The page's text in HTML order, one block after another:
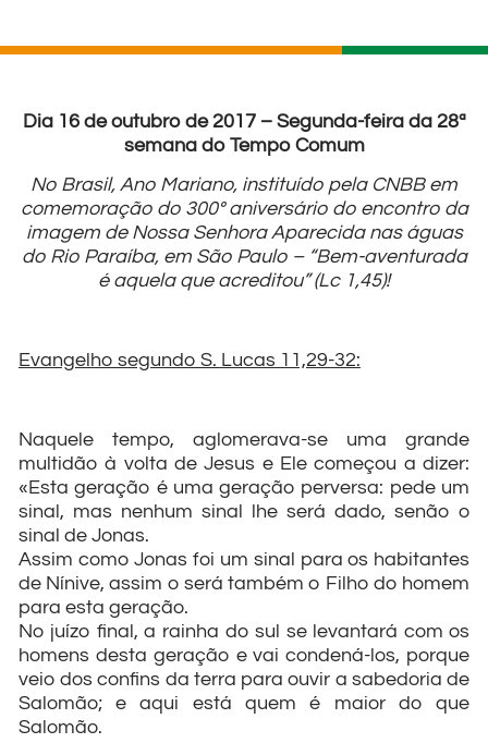
Dia 16 de outubro de 2017 – Segunda-feira da 28ª
semana do Tempo Comum
No Brasil, Ano Mariano, instituído pela CNBB em
comemoração do 300º aniversário do encontro da
imagem de Nossa Senhora Aparecida nas águas
do Rio Paraíba, em São Paulo – “Bem-aventurada
é aquela que acreditou” (Lc 1,45)!
Evangelho segundo S. Lucas 11,29-32:
Naquele tempo, aglomerava-se uma grande
multidão à volta de Jesus e Ele começou a dizer:
«Esta geração é uma geração perversa: pede um
sinal, mas nenhum sinal lhe será dado, senão o
sinal de Jonas.
Assim como Jonas foi um sinal para os habitantes
de Nínive, assim o será também o Filho do homem
para esta geração.
No juízo final, a rainha do sul se levantará com os
homens desta geração e vai condená-los, porque
veio dos confins da terra para ouvir a sabedoria de
Salomão; e aqui está quem é maior do que
Salomão.